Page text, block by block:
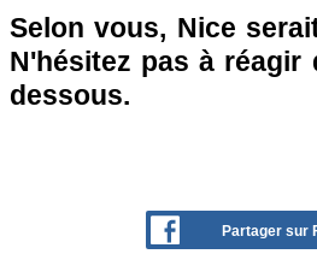
Selon vous, Nice
N'hésitez pas à réagir
dessous.
Partager sur